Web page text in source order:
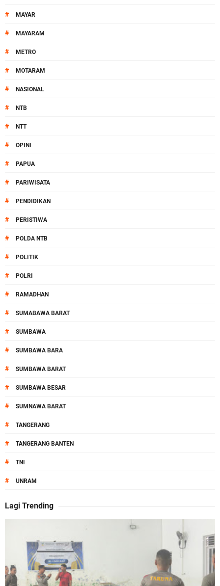
# MAYAR
# MAYARAM
# METRO
# MOTARAM
# NASIONAL
# NTB
# NTT
# OPINI
# PAPUA
# PARIWISATA
# PENDIDIKAN
# PERISTIWA
# POLDA NTB
# POLITIK
# POLRI
# RAMADHAN
# SUMABAWA BARAT
# SUMBAWA
# SUMBAWA BARA
# SUMBAWA BARAT
# SUMBAWA BESAR
# SUMNAWA BARAT
# TANGERANG
# TANGERANG BANTEN
# TNI
# UNRAM
Lagi Trending